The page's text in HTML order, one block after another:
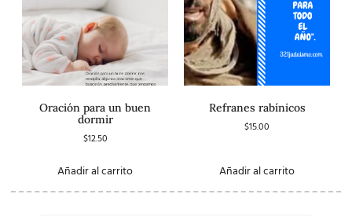
Oración para un buen
dormir
$12.50
Añadir al carrito
Refranes rabínicos
$15.00
Añadir al carrito